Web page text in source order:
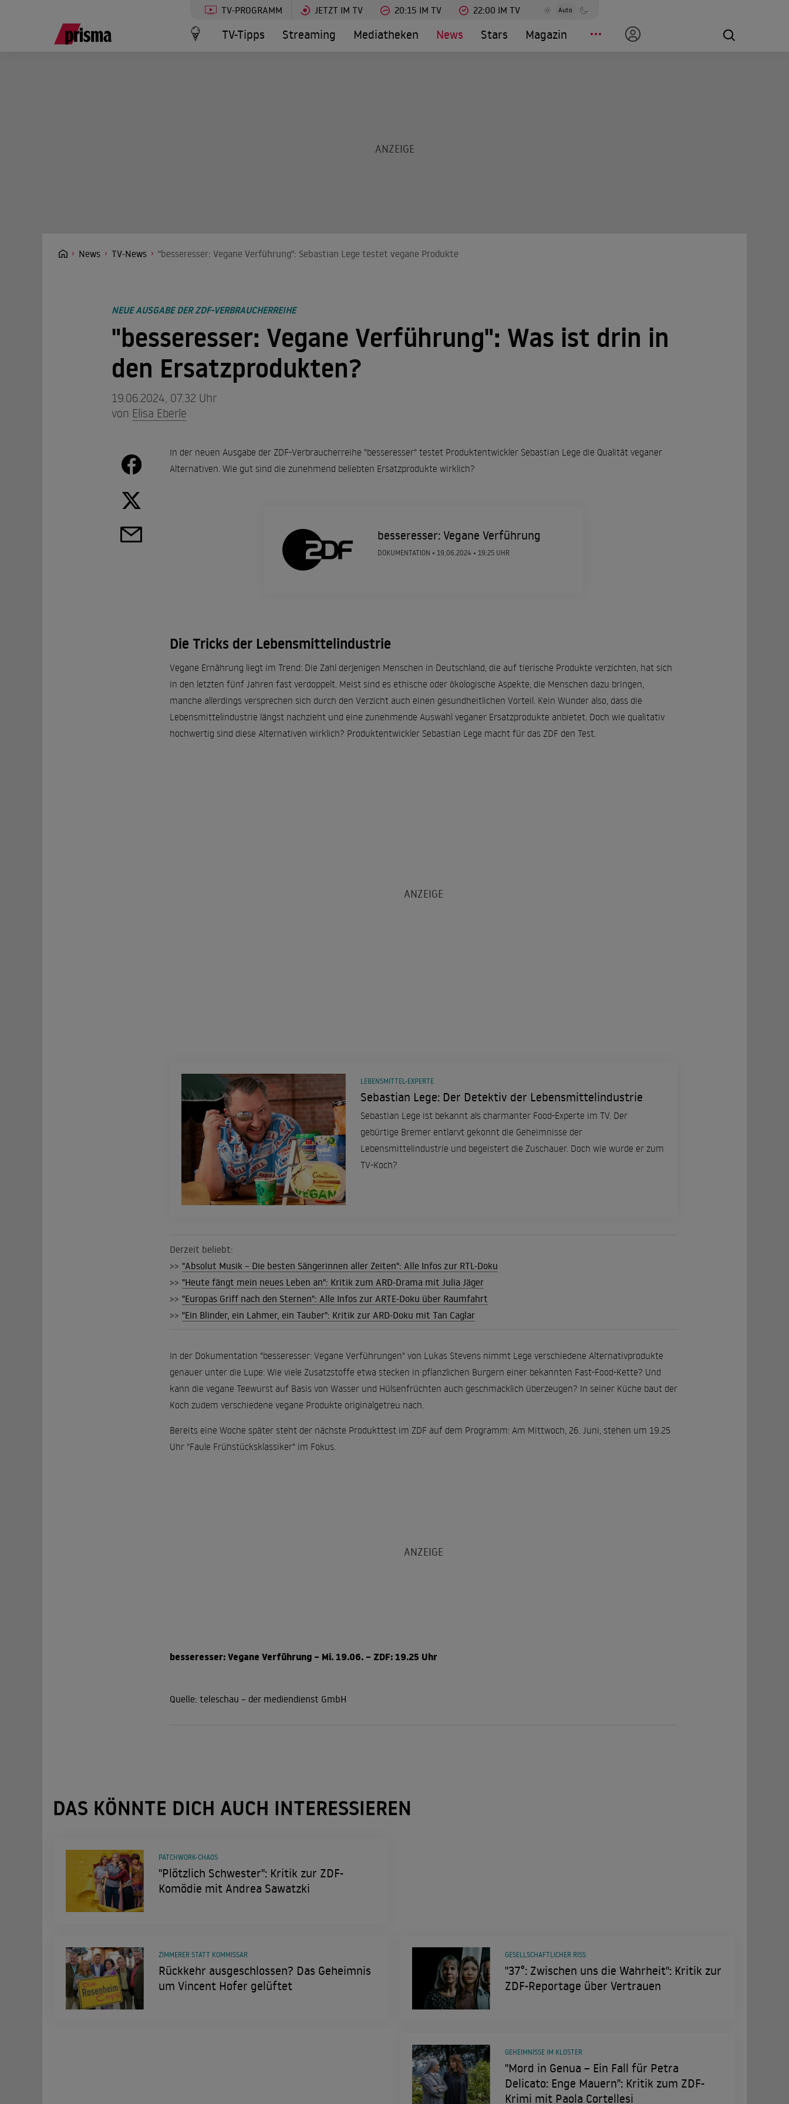
TV-PROGRAMM JETZT IM TV 20:15 IM TV 22:00 IM TV Auto
TV-Tipps Streaming Mediatheken News Stars Magazin
News TV-News "besseresser: Vegane Verführung": Sebastian Lege testet vegane Produkte
NEUE AUSGABE DER ZDF-VERBRAUCHERREIHE
"besseresser: Vegane Verführung": Was ist drin in
den Ersatzprodukten?
19.06.2024, 07.32 Uhr
von Elisa Eberle
In der neuen Ausgabe der ZDF-Verbraucherreihe "besseresser" testet Produktentwickler Sebastian Lege die Qualität veganer
Alternativen. Wie gut sind die zunehmend beliebten Ersatzprodukte wirklich?
besseresser: Vegane Verführung
DOKUMENTATION •19.06.2024 • 19:25 UHR
Die Tricks der Lebensmittelindustrie
Vegane Ernährung liegt im Trend: Die Zahl derjenigen Menschen in Deutschland, die auf tierische Produkte verzichten, hat sich
in den letzten fünf Jahren fast verdoppelt. Meist sind es ethische oder ökologische Aspekte, die Menschen dazu bringen,
manche allerdings versprechen sich durch den Verzicht auch einen gesundheitlichen Vorteil. Kein Wunder also, dass die
Lebensmittelindustrie längst nachzieht und eine zunehmende Auswahl veganer Ersatzprodukte anbietet. Doch wie qualitativ
hochwertig sind diese Alternativen wirklich? Produktentwickler Sebastian Lege macht für das ZDF den Test.
Sebastian Lege: Der Detektiv der Lebensmittelindustrie
Sebastian Lege ist bekannt als charmanter Food-Experte im TV. Der
gebürtige Bremer entlarvt gekonnt die Geheimnisse der
Lebensmittelindustrie und begeistert die Zuschauer. Doch wie wurde er zum
TV-Koch?
LEBENSMITTEL-EXPERTE
Derzeit beliebt:
>> "Absolut Musik – Die besten Sängerinnen aller Zeiten": Alle Infos zur RTL-Doku
>> "Heute fängt mein neues Leben an": Kritik zum ARD-Drama mit Julia Jäger
>> "Europas Griff nach den Sternen": Alle Infos zur ARTE-Doku über Raumfahrt
>> "Ein Blinder, ein Lahmer, ein Tauber": Kritik zur ARD-Doku mit Tan Caglar
In der Dokumentation "besseresser: Vegane Verführungen" von Lukas Stevens nimmt Lege verschiedene Alternativprodukte
genauer unter die Lupe: Wie viele Zusatzstoffe etwa stecken in pflanzlichen Burgern einer bekannten Fast-Food-Kette? Und
kann die vegane Teewurst auf Basis von Wasser und Hülsenfrüchten auch geschmacklich überzeugen? In seiner Küche baut der
Koch zudem verschiedene vegane Produkte originalgetreu nach.
Bereits eine Woche später steht der nächste Produkttest im ZDF auf dem Programm: Am Mittwoch, 26. Juni, stehen um 19.25
Uhr "Faule Frühstücksklassiker" im Fokus.
besseresser: Vegane Verführung – Mi. 19.06. – ZDF: 19.25 Uhr
Quelle: teleschau – der mediendienst GmbH
DAS KÖNNTE DICH AUCH INTERESSIEREN
"Plötzlich Schwester": Kritik zur ZDF-
Komödie mit Andrea Sawatzki
PATCHWORK-CHAOS
Rückkehr ausgeschlossen? Das Geheimnis
um Vincent Hofer gelüftet
ZIMMERER STATT KOMMISSAR
"37°: Zwischen uns die Wahrheit": Kritik zur
ZDF-Reportage über Vertrauen
GESELLSCHAFTLICHER RISS
"Mord in Genua – Ein Fall für Petra
Delicato: Enge Mauern": Kritik zum ZDF-
Krimi mit Paola Cortellesi
GEHEIMNISSE IM KLOSTER